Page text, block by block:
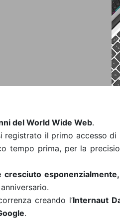
del World Wide Web.
il primo accesso di
tempo prima, per la
esponenzialmente,
creando l’Internaut
.